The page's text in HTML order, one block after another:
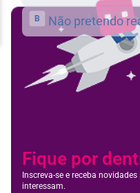
Fique por
Inscreva-se e receba
interessam.